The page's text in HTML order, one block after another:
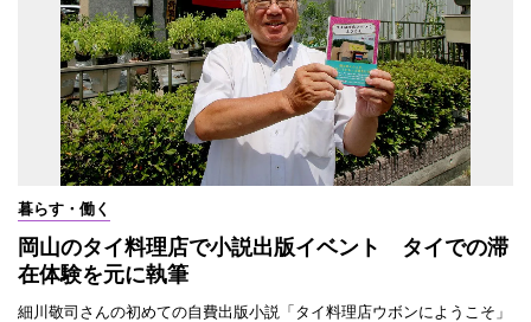
暮らす・働く
岡山のタイ料理店で小説出版イベント タイでの滞
在体験を元に執筆
細川敬司さんの初めての自費出版小説「タイ料理店ウボンにようこそ」